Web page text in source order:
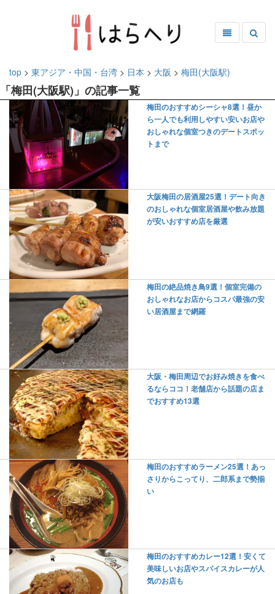
top > 東アジア・中国・台湾 > 日本 > 大阪 > 梅田(大阪駅)
「梅田(大阪駅)」の記事一覧
梅田のおすすめシーシャ8選！昼か
ら一人でも利用しやすい安いお店や
おしゃれな個室つきのデートスポッ
トまで
大阪梅田の居酒屋25選！デート向き
のおしゃれな個室居酒屋や飲み放題
が安いおすすめ店を厳選
梅田の絶品焼き鳥9選！個室完備の
おしゃれなお店からコスパ最強の安
い居酒屋まで網羅
大阪・梅田周辺でお好み焼きを食べ
るならココ！老舗店から話題の店ま
でおすすめ13選
梅田のおすすめラーメン25選！あっ
さりからこってり、二郎系まで勢揃
い
梅田のおすすめカレー12選！安くて
美味しいお店やスパイスカレーが人
気のお店も